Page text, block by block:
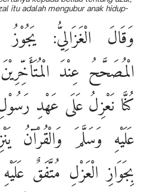
itu adalah mengubur anak hidup-
وَقَالَ الْغَزَالِيُّ:
الْمُصَحَّحُ عِنْدَ
كُنَّا نَعْزِلُ عَلَى عَهْدِ
عَلَيْهِ وَسَلَّمَ وَالْقُرْآنُ
بِجَوَازِ الْعَزْلِ مُتَّفَقٌ